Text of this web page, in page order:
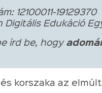
12100011-19129370
Digitális Edukáció
írd be, hogy
korszaka az